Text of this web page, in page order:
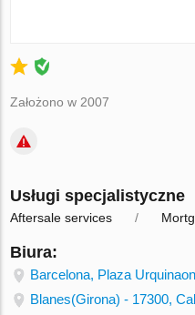
Założono w 2007
Usługi specjalistyczne
Aftersale services
Biura:
Barcelona, Plaza
Blanes(Girona) - 17300,